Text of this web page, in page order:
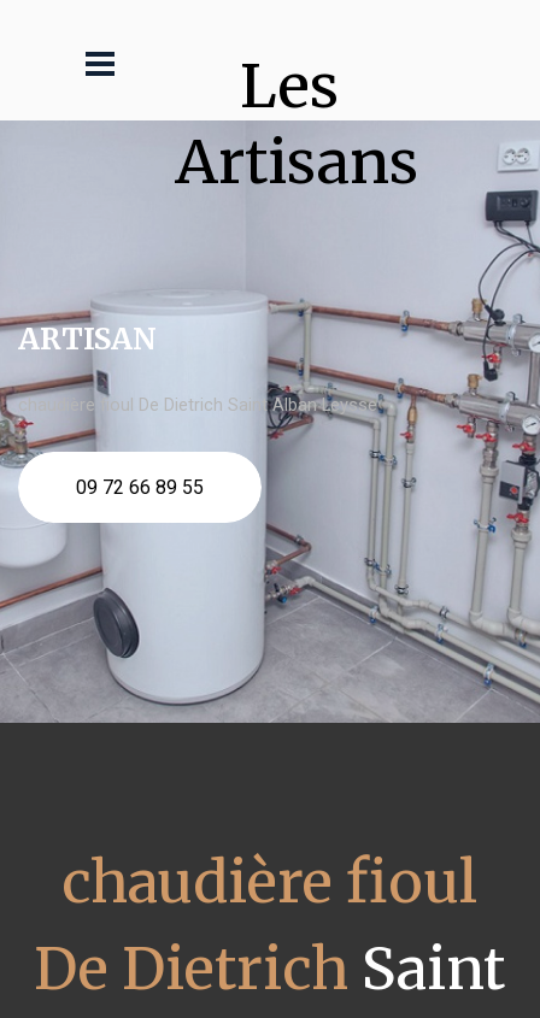
Les
Artisans
ARTISAN
chaudière fioul De Dietrich Saint Alban Leysse
09 72 66 89 55
chaudière fioul
De Dietrich Saint